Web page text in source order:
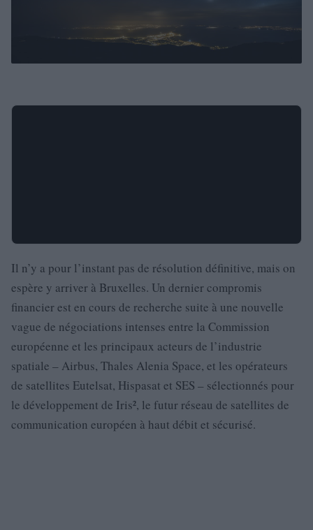
Il n’y a pour l’instant pas de résolution définitive, mais on
espère y arriver à Bruxelles. Un dernier compromis
financier est en cours de recherche suite à une nouvelle
vague de négociations intenses entre la Commission
européenne et les principaux acteurs de l’industrie
spatiale – Airbus, Thales Alenia Space, et les opérateurs
de satellites Eutelsat, Hispasat et SES – sélectionnés pour
le développement de Iris², le futur réseau de satellites de
communication européen à haut débit et sécurisé.